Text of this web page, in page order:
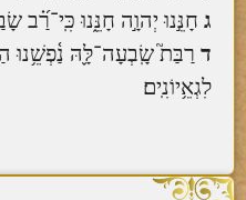
ג חָנֵּ֣נוּ יְהוָ֣ה חָנֵּ֑נוּ כִּֽי־רַ֝֗ב
ד רַבַּת֮ שָֽׂבְעָה־לָּ֪הּ נַ֫פְשֵׁ֥נוּ
לִגְאֵ֥יוֹנִֽים׃